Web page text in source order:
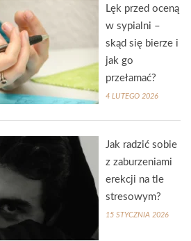
Lęk przed oceną
w sypialni –
skąd się bierze i
jak go
przełamać?
4 LUTEGO 2026
Jak radzić sobie
z zaburzeniami
erekcji na tle
stresowym?
15 STYCZNIA 2026